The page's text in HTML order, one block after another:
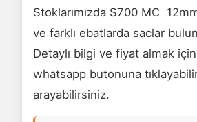
Stoklarımızda S700 MC
ve farklı ebatlarda saclar
Detaylı bilgi ve fiyat almak
whatsapp butonuna
arayabilirsiniz.